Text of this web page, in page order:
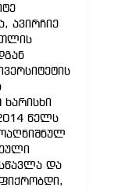
ავირჩიე
წელს
და